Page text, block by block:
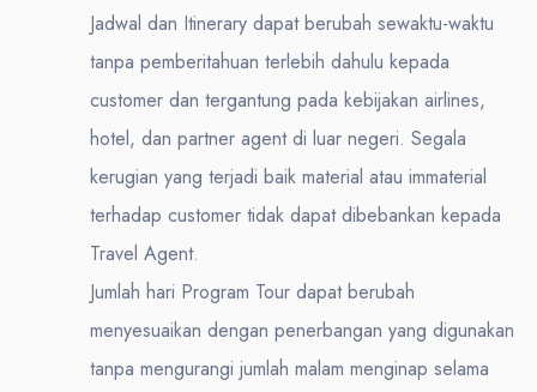
Jadwal dan Itinerary dapat berubah sewaktu-waktu
tanpa pemberitahuan terlebih dahulu kepada
customer dan tergantung pada kebijakan airlines,
hotel, dan partner agent di luar negeri. Segala
kerugian yang terjadi baik material atau immaterial
terhadap customer tidak dapat dibebankan kepada
Travel Agent.
Jumlah hari Program Tour dapat berubah
menyesuaikan dengan penerbangan yang digunakan
tanpa mengurangi jumlah malam menginap selama